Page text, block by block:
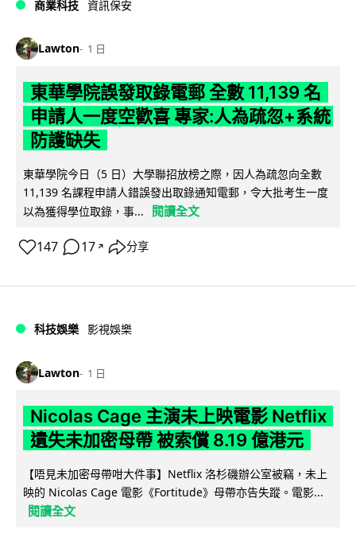
商業科技 資訊保安
Lawton 1 日
東華學院誤發取錄電郵 全數 11,139 名
申請人一度空歡喜 專家:人為疏忽+系統
防護缺失
東華學院今日（5 日）大學聯招放榜之際，因人為疏忽向全數
11,139 名課程申請人錯誤發出取錄通知電郵，令大批考生一度
以為獲得學位取錄，事...
閱讀全文
147 17 ↗ 分享
科技娛樂 影視娛樂
Lawton 1 日
Nicolas Cage 主演未上映電影 Netflix
遺失未加密母帶 被索償 8.19 億港元
【唔見未加密母帶咁大件事】Netflix 洛杉磯辦公室被竊，未上
映的 Nicolas Cage 電影《Fortitude》母帶亦告失蹤。電影...
閱讀全文